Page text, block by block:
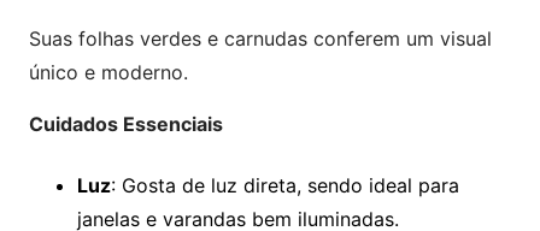
Suas folhas verdes e carnudas conferem um visual
único e moderno.
Cuidados Essenciais
Luz: Gosta de luz direta, sendo ideal para
janelas e varandas bem iluminadas.